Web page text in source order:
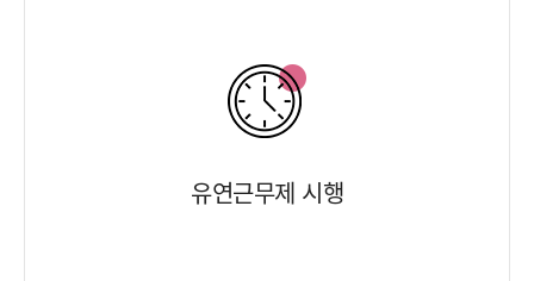
유연근무제 시행